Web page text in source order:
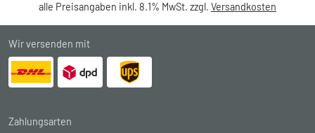
alle Preisangaben inkl. 8.1% MwSt. zzgl. Versandkosten
Wir versenden mit
Zahlungsarten